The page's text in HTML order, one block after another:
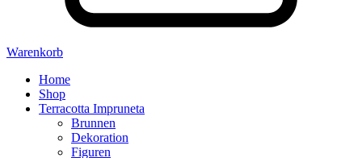
Warenkorb
Home
Shop
Terracotta Impruneta
Brunnen
Dekoration
Figuren